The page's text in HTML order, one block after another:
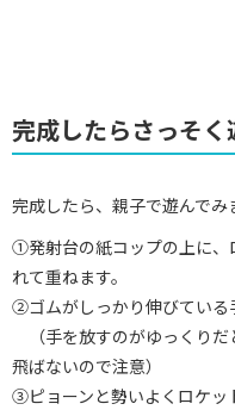
完成したらさっそく
完成したら、親子で遊んでみ
①発射台の紙コップの上に、
れて重ねます。
②ゴムがしっかり伸びている
（手を放すのがゆっくりだ
飛ばないので注意）
③ピョーンと勢いよくロケッ